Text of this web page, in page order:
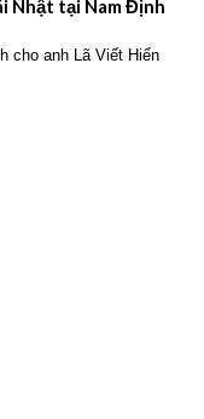
Nhật tại Nam Định
cho anh Lã Viết Hiển